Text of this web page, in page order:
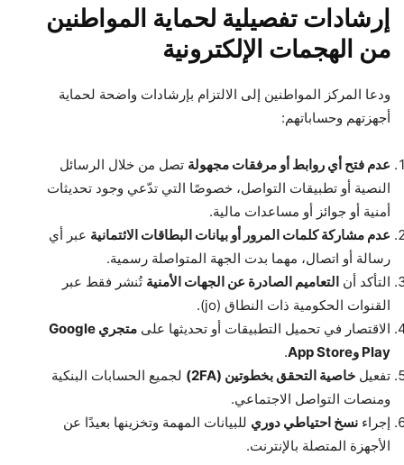
إرشادات تفصيلية لحماية المواطنين
من الهجمات الإلكترونية
ودعا المركز المواطنين إلى الالتزام بإرشادات واضحة لحماية
أجهزتهم وحساباتهم:
عدم فتح أي روابط أو مرفقات مجهولة تصل من خلال الرسائل
النصية أو تطبيقات التواصل، خصوصًا التي تدّعي وجود تحديثات
أمنية أو جوائز أو مساعدات مالية.
عدم مشاركة كلمات المرور أو بيانات البطاقات الائتمانية عبر أي
رسالة أو اتصال، مهما بدت الجهة المتواصلة رسمية.
التأكد أن التعاميم الصادرة عن الجهات الأمنية تُنشر فقط عبر
القنوات الحكومية ذات النطاق (jo).
الاقتصار في تحميل التطبيقات أو تحديثها على
متجري Google
Play وApp Store
.
تفعيل خاصية التحقق بخطوتين (2FA)
لجميع الحسابات البنكية
ومنصات التواصل الاجتماعي.
إجراء نسخ احتياطي دوري للبيانات المهمة وتخزينها بعيدًا عن
الأجهزة المتصلة بالإنترنت.